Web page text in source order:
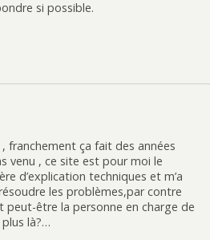
si possible.
franchement ça fait des années
venu , ce site est pour moi le
d’explication techniques et m’a
les problèmes,par contre
peut-être la personne en charge de
plus là?…